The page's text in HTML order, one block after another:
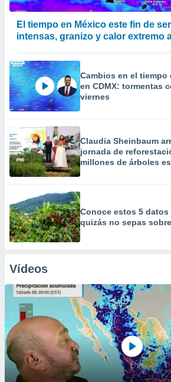
El tiempo en México este fin de
intensas, granizo y calor extremo
Cambios en el tiempo
en CDMX: tormentas
viernes
Claudia Sheinbaum
jornada de
millones de árboles
Conoce estos 5
quizás no sepas
Vídeos